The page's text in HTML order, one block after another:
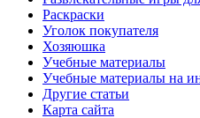
Раскраски
Уголок покупателя
Хозяюшка
Учебные материалы
Учебные материалы на
Другие статьи
Карта сайта